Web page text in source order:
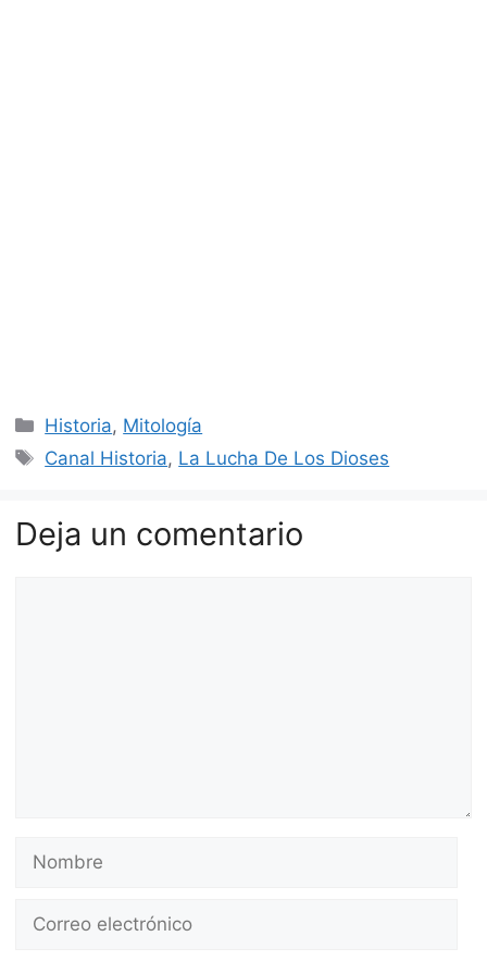
Categorías
Historia, Mitología
Etiquetas
Canal Historia, La Lucha De Los Dioses
Deja un comentario
Nombre
Correo